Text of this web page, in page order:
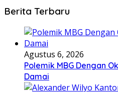
Berita Terbaru
Agustus 6, 2026
Polemik MBG Dengan
Damai